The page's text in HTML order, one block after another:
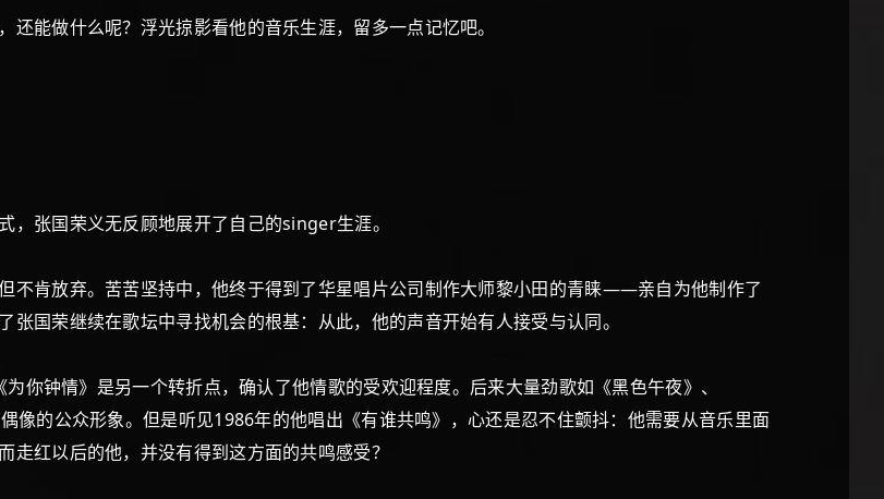
能做什么呢？浮光掠影看他的音乐生涯，留多一点记忆吧。
张国荣义无反顾地展开了自己的singer生涯。
肯放弃。苦苦坚持中，他终于得到了华星唱片公司制作大师黎小田的青睐——亲自为他制作了
国荣继续在歌坛中寻找机会的根基：从此，他的声音开始有人接受与认同。
钟情》是另一个转折点，确认了他情歌的受欢迎程度。后来大量劲歌如《黑色午夜》、
像的公众形象。但是听见1986年的他唱出《有谁共鸣》，心还是忍不住颤抖：他需要从音乐里面
红以后的他，并没有得到这方面的共鸣感受？